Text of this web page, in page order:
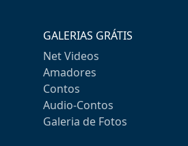
GALERIAS GRÁTIS
Net Videos
Amadores
Contos
Audio-Contos
Galeria de Fotos